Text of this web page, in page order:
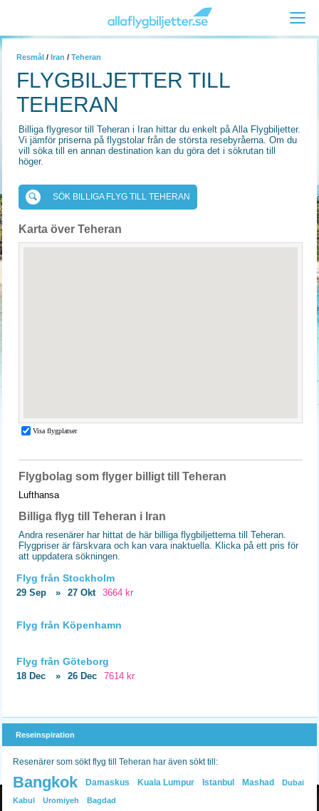
Resmål / Iran / Teheran
FLYGBILJETTER TILL
TEHERAN
Billiga flygresor till Teheran i Iran hittar du enkelt på Alla Flygbiljetter.
Vi jämför priserna på flygstolar från de största resebyråerna. Om du
vill söka till en annan destination kan du göra det i sökrutan till
höger.
SÖK BILLIGA FLYG TILL TEHERAN
Karta över Teheran
Flygbolag som flyger billigt till Teheran
Lufthansa
Billiga flyg till Teheran i Iran
Andra resenärer har hittat de här billiga flygbiljetterna till Teheran.
Flygpriser är färskvara och kan vara inaktuella. Klicka på ett pris för
att uppdatera sökningen.
Flyg från Stockholm
29 Sep » 27 Okt 3664 kr
Flyg från Köpenhamn
Flyg från Göteborg
18 Dec » 26 Dec 7614 kr
Reseinspiration
Resenärer som sökt flyg till Teheran har även sökt till:
Bangkok Damaskus Kuala Lumpur Istanbul Mashad Dubai
Kabul Uromiyeh Bagdad